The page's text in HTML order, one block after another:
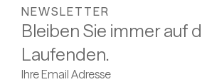
NEWSLETTER
Bleiben Sie immer auf
Laufenden.
Ihre Email Adresse